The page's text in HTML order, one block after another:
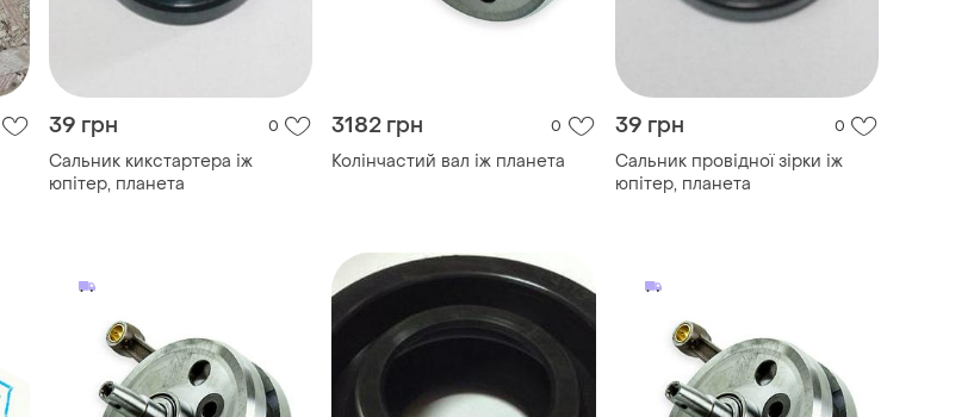
39 грн 0
Сальник кикстартера іж
юпітер, планета
3182 грн 0
Колінчастий вал іж планета
39 грн 0
Сальник провідної зірки іж
юпітер, планета